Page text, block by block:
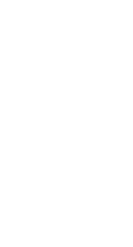
accept that